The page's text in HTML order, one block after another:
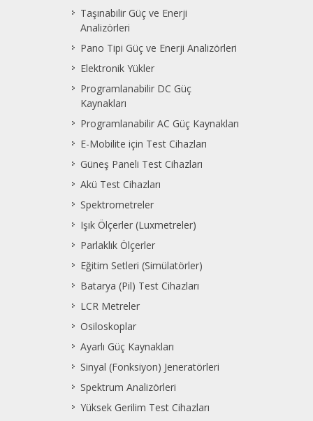
Taşınabilir Güç ve Enerji
Analizörleri
Pano Tipi Güç ve Enerji Analizörleri
Elektronik Yükler
Programlanabilir DC Güç
Kaynakları
Programlanabilir AC Güç Kaynakları
E-Mobilite için Test Cihazları
Güneş Paneli Test Cihazları
Akü Test Cihazları
Spektrometreler
Işık Ölçerler (Luxmetreler)
Parlaklık Ölçerler
Eğitim Setleri (Simülatörler)
Batarya (Pil) Test Cihazları
LCR Metreler
Osiloskoplar
Ayarlı Güç Kaynakları
Sinyal (Fonksiyon) Jeneratörleri
Spektrum Analizörleri
Yüksek Gerilim Test Cihazları